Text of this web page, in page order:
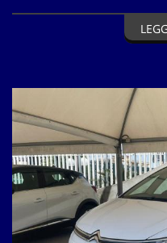
Aria condizionata bizona
Alzacristalli elettrici
Autoradio touch screen
Sistema di navigazione
Android Auto & Apple
Bluetooth / USB / AUX
Start & Stop automatico
Volante in pelle con
Cerchi in lega
Luci diurne